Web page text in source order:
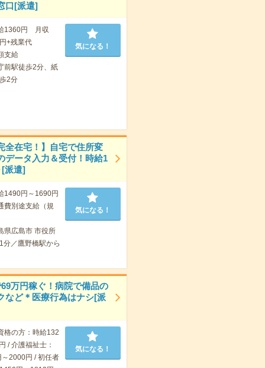
口[派遣]
1360円 月収
+残業代
支給
前駅徒歩2分、紙
2分
気になる！
全在宅！】自宅で住所変
データ入力＆受付！時給1
[派遣]
1490円～1690円
費別途支給（規
県広島市 市役所
分／鷹野橋駅から
気になる！
万円稼ぐ！病院で備品の
など＊医療行為はナシ[派
格の方：時給132
/ 介護福祉士：
2000円 / 初任者
気になる！